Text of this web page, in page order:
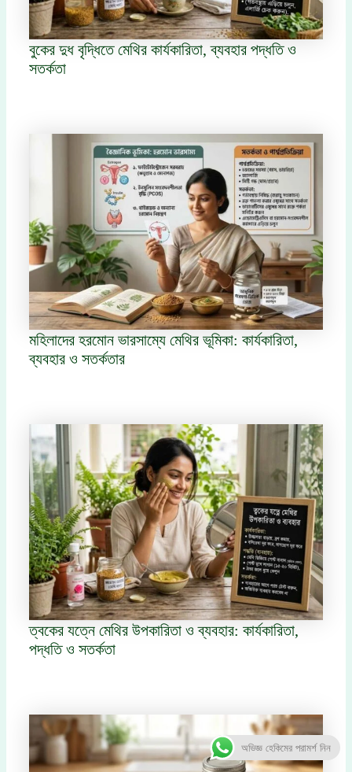
বুকের দুধ বৃদ্ধিতে মেথির কার্যকারিতা, ব্যবহার পদ্ধতি ও
সতর্কতা
মহিলাদের হরমোন ভারসাম্যে মেথির ভূমিকা: কার্যকারিতা,
ব্যবহার ও সতর্কতার
ত্বকের যত্নে মেথির উপকারিতা ও ব্যবহার: কার্যকারিতা,
পদ্ধতি ও সতর্কতা
অভিজ্ঞ হেকিমের পরামর্শ নিন